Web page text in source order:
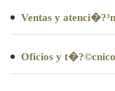
Ventas y
Oficios y